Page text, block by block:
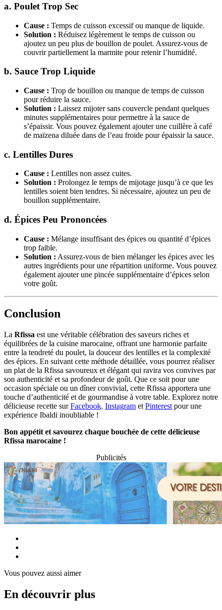
a. Poulet Trop Sec
Cause : Temps de cuisson excessif ou manque de liquide.
Solution : Réduisez légèrement le temps de cuisson ou
ajoutez un peu plus de bouillon de poulet. Assurez-vous de
couvrir partiellement la marmite pour retenir l’humidité.
b. Sauce Trop Liquide
Cause : Trop de bouillon ou manque de temps de cuisson
pour réduire la sauce.
Solution : Laissez mijoter sans couvercle pendant quelques
minutes supplémentaires pour permettre à la sauce de
s’épaissir. Vous pouvez également ajouter une cuillère à café
de maïzena diluée dans de l’eau froide pour épaissir la sauce.
c. Lentilles Dures
Cause : Lentilles non assez cuites.
Solution : Prolongez le temps de mijotage jusqu’à ce que les
lentilles soient bien tendres. Si nécessaire, ajoutez un peu de
bouillon supplémentaire.
d. Épices Peu Prononcées
Cause : Mélange insuffisant des épices ou quantité d’épices
trop faible.
Solution : Assurez-vous de bien mélanger les épices avec les
autres ingrédients pour une répartition uniforme. Vous pouvez
également ajouter une pincée supplémentaire d’épices selon
votre goût.
Conclusion
La Rfissa est une véritable célébration des saveurs riches et
équilibrées de la cuisine marocaine, offrant une harmonie parfaite
entre la tendreté du poulet, la douceur des lentilles et la complexité
des épices. En suivant cette méthode détaillée, vous pourrez réaliser
un plat de la Rfissa savoureux et élégant qui ravira vos convives par
son authenticité et sa profondeur de goût. Que ce soit pour une
occasion spéciale ou un dîner convivial, cette Rfissa apportera une
touche d’authenticité et de gourmandise à votre table. Explorez notre
délicieuse recette surFacebook, Instagram et Pinterest pour une
expérience Ibaldi inoubliable !
Bon appétit et savourez chaque bouchée de cette délicieuse
Rfissa marocaine !
Publicités
Vous pouvez aussi aimer
En découvrir plus